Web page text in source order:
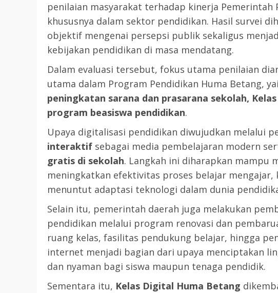
penilaian masyarakat terhadap kinerja Pemerintah
khususnya dalam sektor pendidikan. Hasil survei
objektif mengenai persepsi publik sekaligus
kebijakan pendidikan di masa mendatang.
Dalam evaluasi tersebut, fokus utama penilaian
utama dalam Program Pendidikan Huma Betang,
peningkatan sarana dan prasarana sekolah,
program beasiswa pendidikan.
Upaya digitalisasi pendidikan diwujudkan melalui
interaktif sebagai media pembelajaran modern
gratis di sekolah. Langkah ini diharapkan mampu
meningkatkan efektivitas proses belajar mengajar,
menuntut adaptasi teknologi dalam dunia
Selain itu, pemerintah daerah juga melakukan
pendidikan melalui program renovasi dan
ruang kelas, fasilitas pendukung belajar, hingga
internet menjadi bagian dari upaya menciptakan
dan nyaman bagi siswa maupun tenaga pendidik.
Sementara itu, Kelas Digital Huma Betang
2 min read
DPRD KATINGAN
HEADLINE
LEGISLATIF
Ribuan Warga Katingan Padati
Halaman DPRD Rayakan Hari
Parlemen dengan Jalan Sehat
SENO 18 OKTOBER 2025